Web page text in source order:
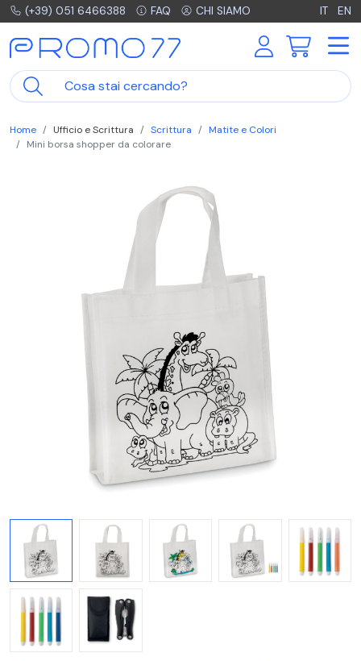
(+39) 051 6466388 FAQ CHI SIAMO IT EN
Home Ufficio e Scrittura Scrittura
Matite e Colori
Mini borsa shopper da colorare